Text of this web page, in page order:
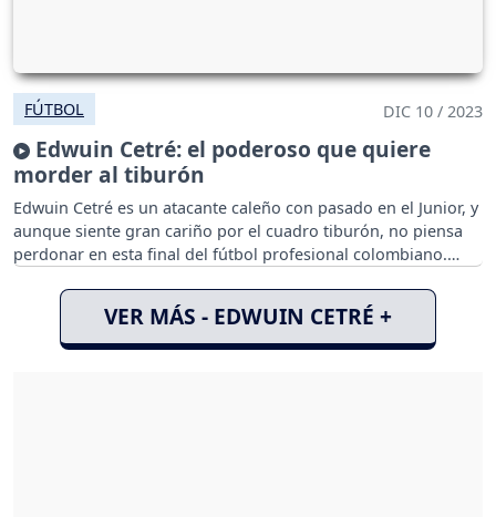
FÚTBOL DIC 10 / 2023
Edwuin Cetré: el poderoso que quiere
morder al tiburón
Edwuin Cetré es un atacante caleño con pasado en el Junior, y
aunque siente gran cariño por el cuadro tiburón, no piensa
perdonar en esta final del fútbol profesional colombiano.
VER MÁS - EDWUIN CETRÉ +